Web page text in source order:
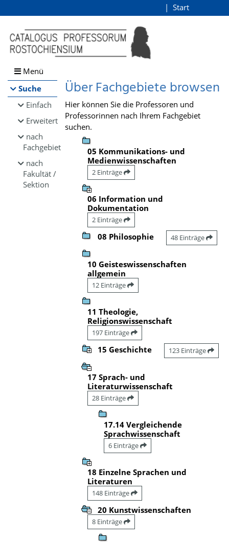
Browsen
direkt zum Inhalt
Start
Menü
Suche
Einfach
Erweitert
nach
Fachgebiet
nach
Fakultät /
Sektion
Über Fachgebiete browsen
Hier können Sie die Professoren und
Professorinnen nach Ihrem Fachgebiet
suchen.
05 Kommunikations- und
Medienwissenschaften
2 Einträge
06 Information und
Dokumentation
2 Einträge
08 Philosophie 48 Einträge
10 Geisteswissenschaften
allgemein
12 Einträge
11 Theologie,
Religionswissenschaft
197 Einträge
15 Geschichte 123 Einträge
17 Sprach- und
Literaturwissenschaft
28 Einträge
17.14 Vergleichende
Sprachwissenschaft
6 Einträge
18 Einzelne Sprachen und
Literaturen
148 Einträge
20 Kunstwissenschaften
8 Einträge